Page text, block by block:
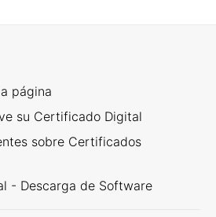
página
su Certificado Digital
sobre Certificados
- Descarga de Software